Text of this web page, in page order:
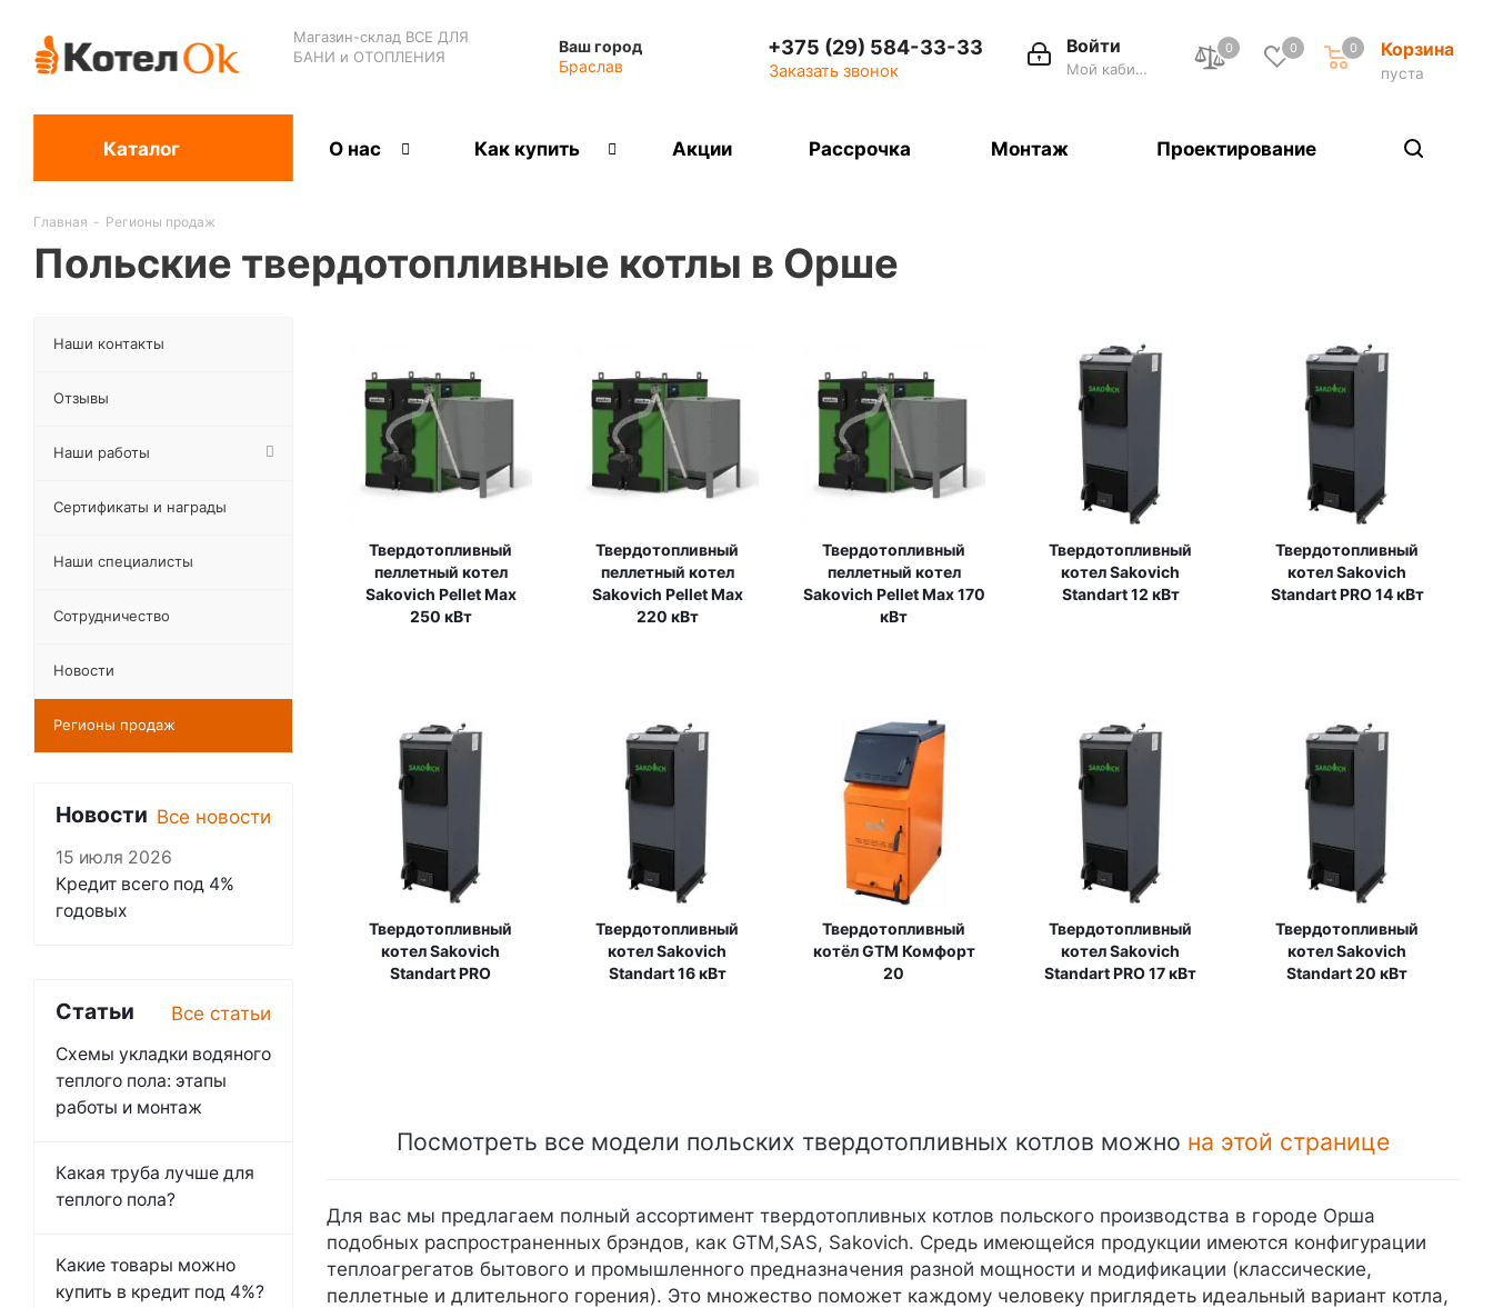
Магазин-склад ВСЕ ДЛЯ
БАНИ и ОТОПЛЕНИЯ
Ваш город
Браслав
0 0 Корзина
пуста
0
Войти
Мой кабинет
+375 (29) 584-33-33
Заказать звонок
Каталог О нас Как купить Акции Рассрочка Монтаж Проектирование
Главная - Регионы продаж
Польские твердотопливные котлы в Орше
Твердотопливный
пеллетный котел
Sakovich Pellet Max
250 кВт
Твердотопливный
пеллетный котел
Sakovich Pellet Max
220 кВт
Твердотопливный
пеллетный котел
Sakovich Pellet Max 170
кВт
Твердотопливный
котел Sakovich
Standart 12 кВт
Твердотопливный
котел Sakovich
Standart PRO 14 кВт
Твердотопливный
котел Sakovich
Standart PRO
Твердотопливный
котел Sakovich
Standart 16 кВт
Твердотопливный
котёл GTM Комфорт
20
Твердотопливный
котел Sakovich
Standart PRO 17 кВт
Твердотопливный
котел Sakovich
Standart 20 кВт
Посмотреть все модели польских твердотопливных котлов можно на этой странице
Для вас мы предлагаем полный ассортимент твердотопливных котлов польского производства в городе Орша
подобных распространенных брэндов, как GTM,SAS, Sakovich. Средь имеющейся продукции имеются конфигурации
теплоагрегатов бытового и промышленного предназначения разной мощности и модификации (классические,
пеллетные и длительного горения). Это множество поможет каждому человеку приглядеть идеальный вариант котла,
Наши контакты
Отзывы
Наши работы
Сертификаты и награды
Наши специалисты
Сотрудничество
Новости
Регионы продаж
Новости Все новости
15 июля 2026
Кредит всего под 4%
годовых
Статьи Все статьи
Схемы укладки водяного
теплого пола: этапы
работы и монтаж
Какая труба лучше для
теплого пола?
Какие товары можно
купить в кредит под 4%?